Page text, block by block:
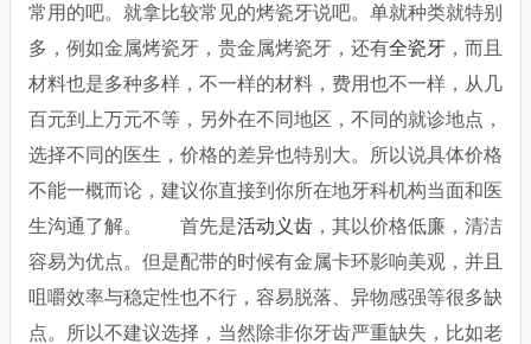
常用的吧。就拿比较常见的烤瓷牙说吧。单就种类就特别
多，例如金属烤瓷牙，贵金属烤瓷牙，还有全瓷牙 ，而且
材料也是多种多样，不一样的材料，费用也不一样，从几
百元到上万元不等，另外在不同地区，不同的就诊地点，
选择不同的医生，价格的差异也特别大。所以说具体价格
不能一概而论，建议你直接到你所在地牙科机构当面和医
生沟通了解。 首先是活动义齿 ，其以价格低廉，清洁
容易为优点。但是配带的时候有金属卡环影响美观，并且
咀嚼效率与稳定性也不行，容易脱落、异物感强等很多缺
点。所以不建议选择，当然除非你牙齿严重缺失，比如老